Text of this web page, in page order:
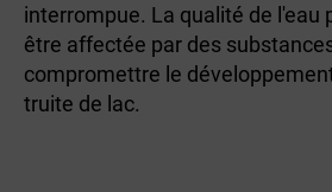
interrompue. La qualité de l'eau
être affectée par des
compromettre le
truite de lac.